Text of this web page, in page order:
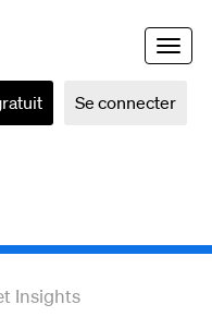
Toggle
Se connecter
Insights